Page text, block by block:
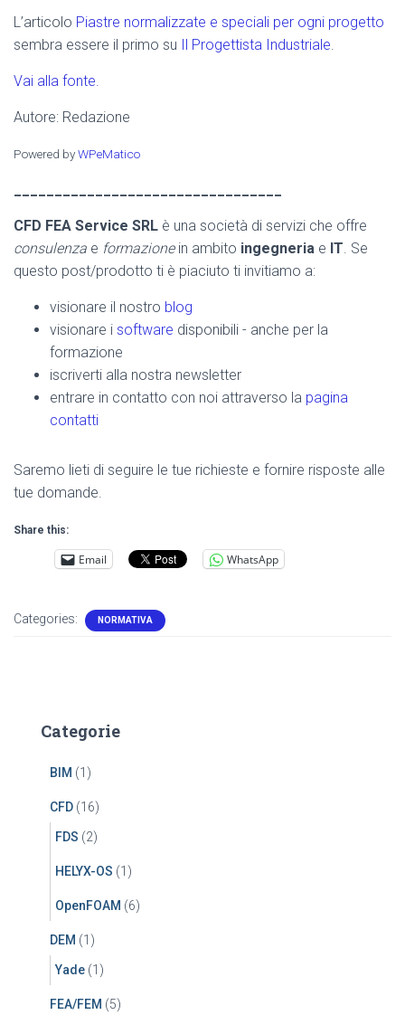
L’articolo Piastre normalizzate e speciali per ogni progetto
sembra essere il primo su Il Progettista Industriale.
Vai alla fonte.
Autore: Redazione
Powered byWPeMatico
CFD FEA Service SRL è una società di servizi che offre
consulenza e formazionein ambito ingegneria e IT. Se
questo post/prodotto ti è piaciuto ti invitiamo a:
visionare il nostro blog
visionare i software disponibili - anche per la
formazione
iscriverti alla nostra newsletter
entrare in contatto con noi attraverso la pagina
contatti
Saremo lieti di seguire le tue richieste e fornire risposte alle
tue domande.
Share this:
Email WhatsApp
Categories: NORMATIVA
Categorie
BIM (1)
CFD (16)
FDS (2)
HELYX-OS (1)
OpenFOAM (6)
DEM (1)
Yade (1)
FEA/FEM (5)